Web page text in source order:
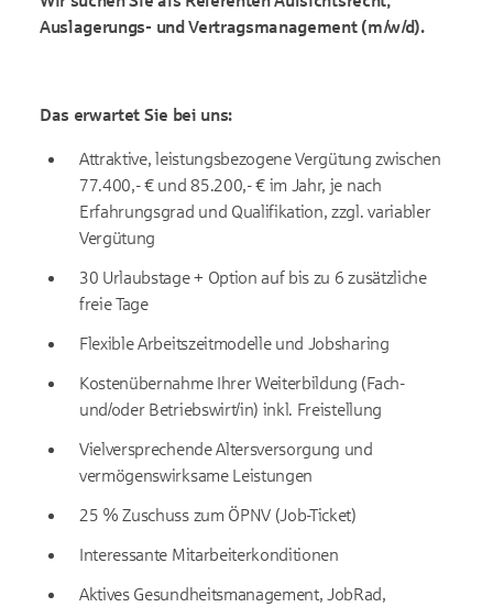
Auslagerungs- und Vertragsmanagement (m/w/d).
Das erwartet Sie bei uns:
Attraktive, leistungsbezogene Vergütung zwischen
77.400,- € und 85.200,- € im Jahr, je nach
Erfahrungsgrad und Qualifikation, zzgl. variabler
Vergütung
30 Urlaubstage + Option auf bis zu 6 zusätzliche
freie Tage
Flexible Arbeitszeitmodelle und Jobsharing
Kostenübernahme Ihrer Weiterbildung (Fach-
und/oder Betriebswirt/in) inkl. Freistellung
Vielversprechende Altersversorgung und
vermögenswirksame Leistungen
25 % Zuschuss zum ÖPNV (Job-Ticket)
Interessante Mitarbeiterkonditionen
Aktives Gesundheitsmanagement, JobRad,